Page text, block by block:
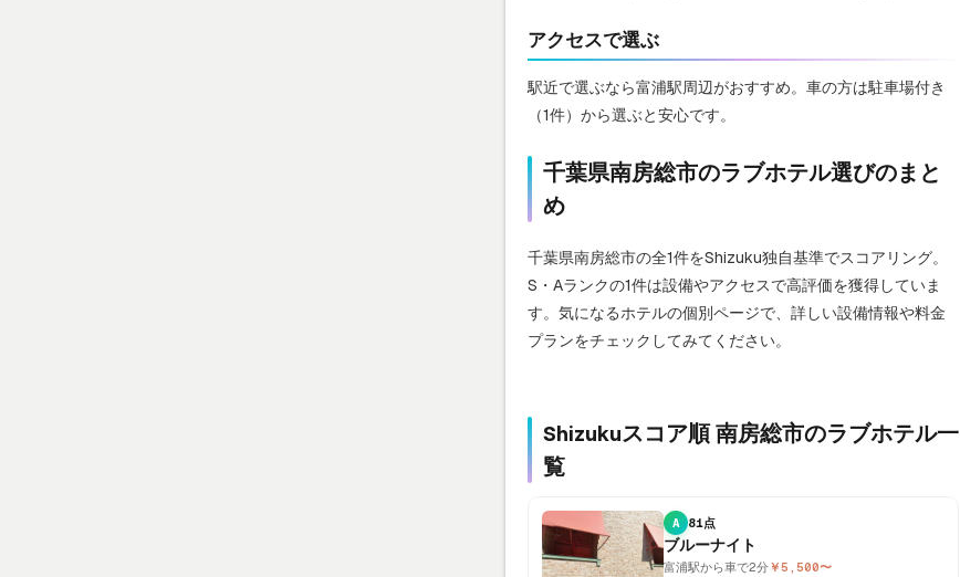
アクセスで選ぶ
駅近で選ぶなら富浦駅周辺がおすすめ。車の方は駐車場付き
（1件）から選ぶと安心です。
千葉県南房総市のラブホテル選びのまと
め
千葉県南房総市の全1件をShizuku独自基準でスコアリング。
S・Aランクの1件は設備やアクセスで高評価を獲得していま
す。気になるホテルの個別ページで、詳しい設備情報や料金
プランをチェックしてみてください。
Shizukuスコア順 南房総市のラブホテル一
覧
A 81点
ブルーナイト
富浦駅から車で2分￥5,500〜